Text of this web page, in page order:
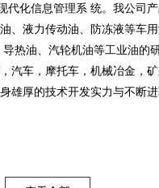
代化信息管理系 统。我公司
、液力传动油、防冻液等车
热油、汽轮机油等工业油的
汽车，摩托车，机械冶金，矿
雄厚的技术开发实力与不断进